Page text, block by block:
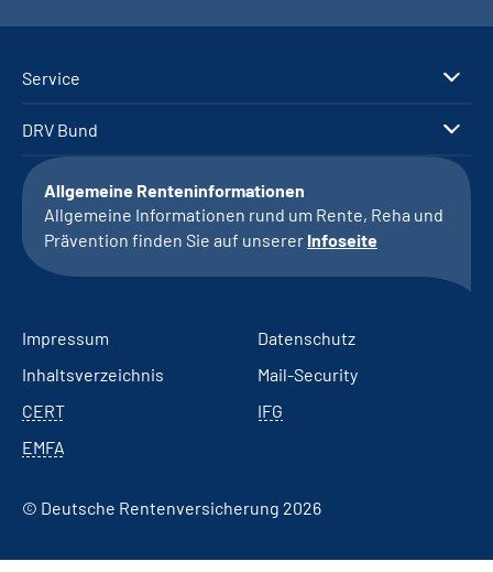
Service
DRV Bund
Allgemeine Renteninformationen
Allgemeine Informationen rund um Rente, Reha und
Prävention finden Sie auf unserer Infoseite
Impressum
Datenschutz
Inhaltsverzeichnis
Mail-Security
CERT
IFG
EMFA
© Deutsche Rentenversicherung 2026